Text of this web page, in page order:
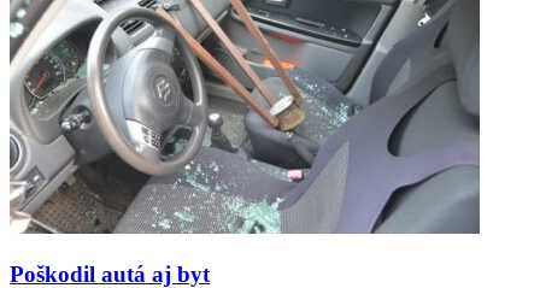
Poškodil autá aj byt